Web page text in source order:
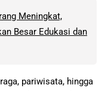
Meningkat,
Besar Edukasi dan
pariwisata, hingga